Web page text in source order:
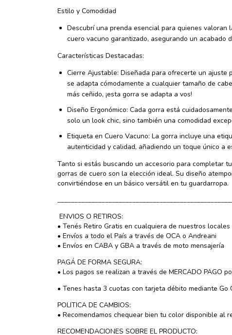
Estilo y Comodidad
Descubrí una prenda esencial para quienes
cuero vacuno garantizado, asegurando un acabado
Características Destacadas:
Cierre Ajustable: Diseñada para ofrecerte un
se adapta cómodamente a cualquier tamaño de
más ceñido, ¡esta gorra se adapta a vos!
Diseño Ergonómico: Cada gorra está
solo un look chic, sino también una comodidad
Etiqueta en Cuero Vacuno: La gorra incluye una
autenticidad y calidad, añadiendo un toque único a
Tanto si estás buscando un accesorio para completar
gorras de cuero son la elección ideal. Su diseño
convirtiéndose en un básico versátil en tu guardarropa.
ENVIOS O RETIROS:
• Tenés Retiro Gratis en cualquiera de nuestros
• Envíos a todo el País a través de OCA o Andreani
• Envíos en CABA y GBA a través de moto mensajería
PAGÁ DE FORMA SEGURA:
• Los pagos se realizan a través de MERCADO PAGO
• Tenes hasta 3 cuotas con tarjeta débito mediante Go
POLITICA DE CAMBIOS:
• Recomendamos chequear bien tu color disponible al
RECOMENDACIONES SOBRE EL PRODUCTO: